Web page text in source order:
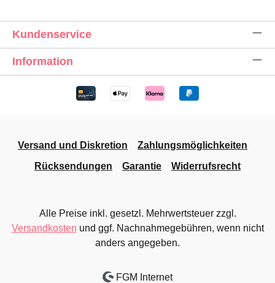
Kundenservice
Information
Versand und Diskretion
Zahlungsmöglichkeiten
Rücksendungen
Garantie Widerrufsrecht
Alle Preise inkl. gesetzl. Mehrwertsteuer zzgl.
Versandkosten und ggf. Nachnahmegebühren, wenn nicht
anders angegeben.
FGM Internet